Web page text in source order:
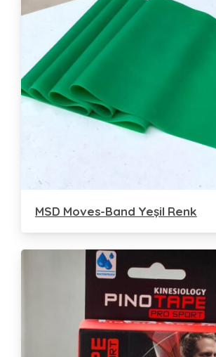
MSD Moves-Band Yeşil Renk